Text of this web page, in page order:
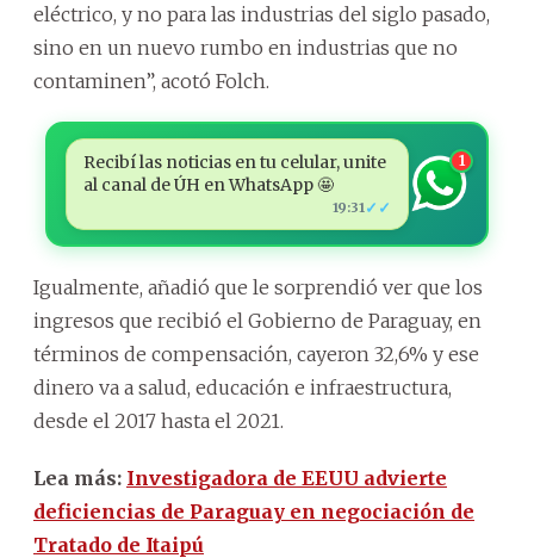
eléctrico, y no para las industrias del siglo pasado,
sino en un nuevo rumbo en industrias que no
contaminen”, acotó Folch.
Recibí las noticias en tu celular, unite
al canal de ÚH en WhatsApp 🤩
19:31 ✓✓
1
Igualmente, añadió que le sorprendió ver que los
ingresos que recibió el Gobierno de Paraguay, en
términos de compensación, cayeron 32,6% y ese
dinero va a salud, educación e infraestructura,
desde el 2017 hasta el 2021.
Lea más: Investigadora de EEUU advierte
deficiencias de Paraguay en negociación de
Tratado de Itaipú